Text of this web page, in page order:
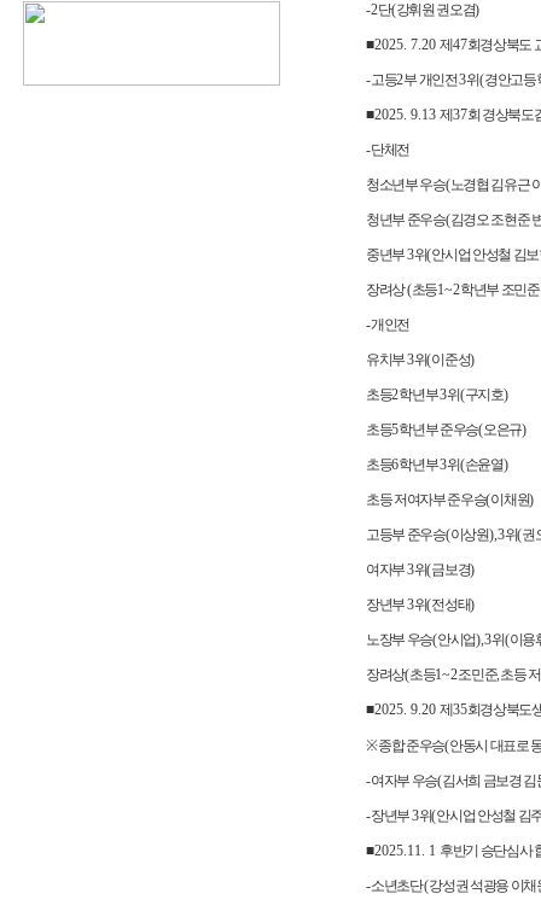
-2단(강휘원 권오겸)
■2025. 7.20 제 47회경상북도
-고등2부 개인전3위(경안고등
■2025. 9.13 제 37회 경상북도
-단체전
청소년부 우승(노경협 김유근
청년부 준우승(김경오 조현준
중년부3위(안시업 안성철 김
장려상(초등1~2학년부 조민
-개인전
유치부3위(이준성)
초등2학년부3위(구지호)
초등5학년부 준우승(오은규)
초등6학년부3위(손윤열)
초등 저여자부 준우승(이채원)
고등부 준우승(이상원),3위(권
여자부3위(금보경)
장년부3위(전성태)
노장부 우승(안시업),3위(이용
장려상(초등1~2조민준,초등
■2025. 9.20 제 35회경상북도
※종합 준우승(안동시 대표로
-여자부 우승(김서희 금보경
-장년부3위(안시업 안성철 김
■2025.11. 1 후반기 승단심사
-소년초단(강성권 석광용 이